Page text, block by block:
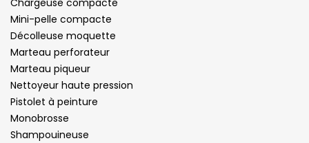
Mini-pelle compacte
Décolleuse moquette
Marteau perforateur
Marteau piqueur
Nettoyeur haute pression
Pistolet à peinture
Monobrosse
Shampouineuse